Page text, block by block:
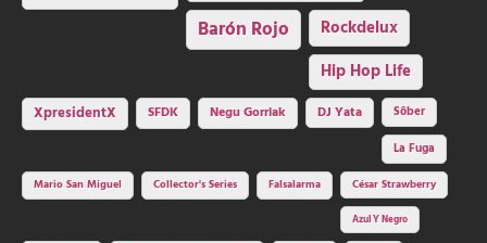
Barón Rojo Rockdelux
Hip Hop Life
XpresidentX SFDK Negu Gorriak DJ Yata
Sôber
La Fuga
Mario San Miguel
Collector's Series Falsalarma César Strawberry
Azul Y Negro